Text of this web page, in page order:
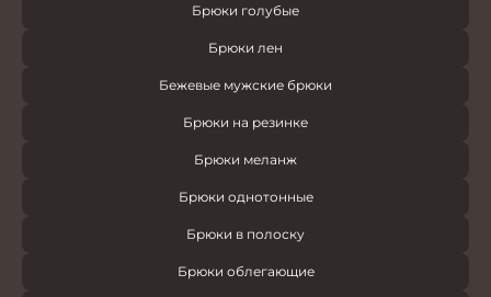
Брюки голубые
Брюки лен
Бежевые мужские брюки
Брюки на резинке
Брюки меланж
Брюки однотонные
Брюки в полоску
Брюки облегающие